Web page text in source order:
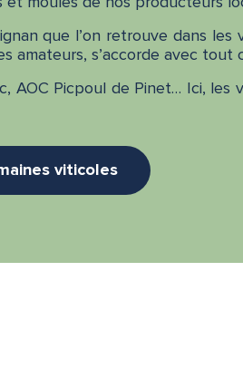
que l’on retrouve dans
s’accorde avec tout
AOC Picpoul de Pinet… Ici,
viticoles